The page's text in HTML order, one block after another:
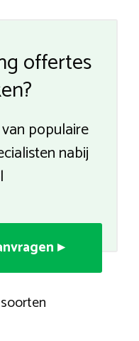
offertes
populaire
nabij
▸